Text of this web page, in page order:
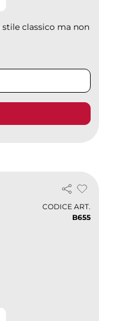
stile classico ma non
CODICE ART.
B655